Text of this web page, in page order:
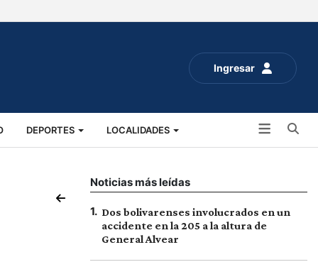
Ingresar
DEPORTES LOCALIDADES
Noticias más leídas
1. Dos bolivarenses involucrados en un
accidente en la 205 a la altura de
General Alvear